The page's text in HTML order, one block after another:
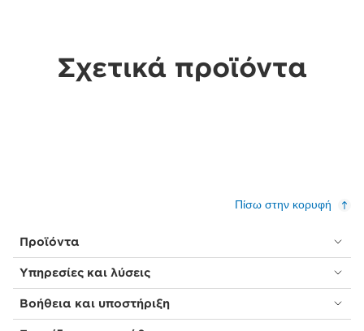
Σχετικά προϊόντα
Πίσω στην κορυφή
Προϊόντα
Υπηρεσίες και λύσεις
Βοήθεια και υποστήριξη